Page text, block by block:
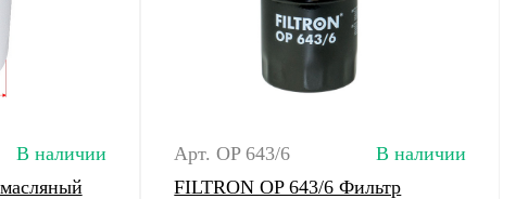
В наличии
Арт. OP 643/6
В наличии
FILTRON OP 643/6 Фильтр